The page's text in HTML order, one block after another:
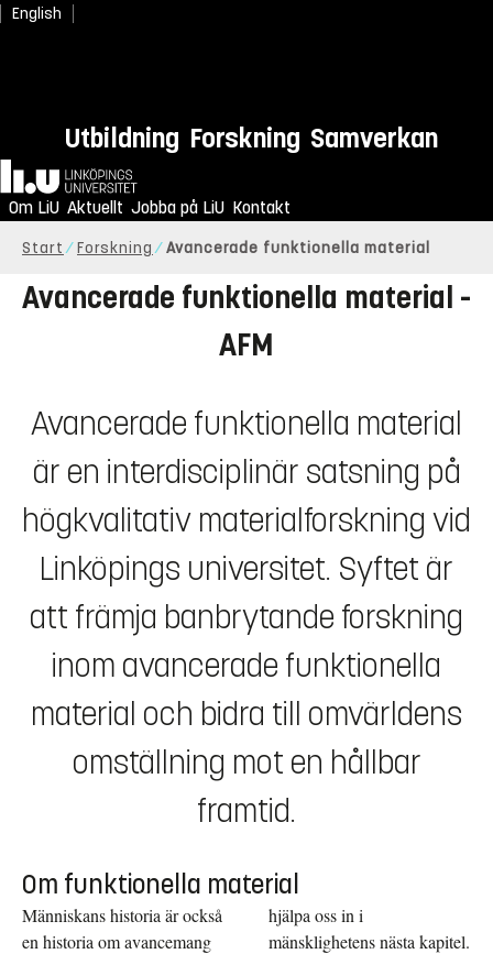
English
Utbildning Forskning Samverkan
Hem
Om LiU Aktuellt Jobba på LiU Kontakt
Start Forskning Avancerade funktionella material
Avancerade funktionella material -
AFM
Avancerade funktionella material
är en interdisciplinär satsning på
högkvalitativ materialforskning vid
Linköpings universitet. Syftet är
att främja banbrytande forskning
inom avancerade funktionella
material och bidra till omvärldens
omställning mot en hållbar
framtid.
Om funktionella material
Människans historia är också
en historia om avancemang
hjälpa oss in i
mänsklighetens nästa kapitel.